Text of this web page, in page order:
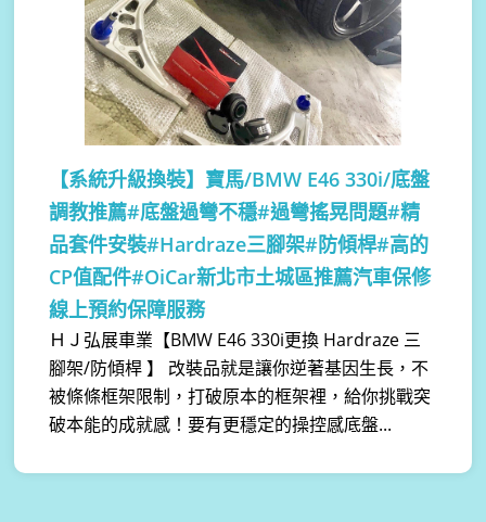
【系統升級換裝】 寶馬/BMW E46 330i/底盤
調教推薦#底盤過彎不穩#過彎搖晃問題#精
品套件安裝#Hardraze三腳架#防傾桿#高的
CP值配件#OiCar新北市土城區推薦汽車保修
線上預約保障服務
ＨＪ弘展車業【BMW E46 330i更換 Hardraze 三
腳架/防傾桿 】 改裝品就是讓你逆著基因生長，不
被條條框架限制，打破原本的框架裡，給你挑戰突
破本能的成就感！要有更穩定的操控感底盤...